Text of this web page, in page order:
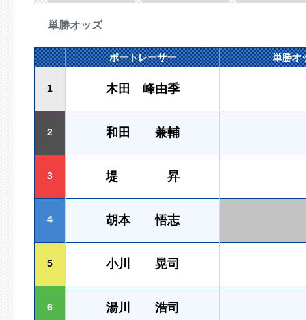
単勝オッズ
ボートレーサー 単勝オ
1 木田 峰由季
2 和田 兼輔
3 堤 昇
4 胡本 悟志
5 小川 晃司
6 湯川 浩司